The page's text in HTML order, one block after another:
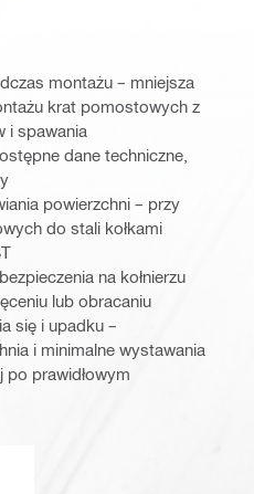
montażu – mniejsza
krat pomostowych z
i spawania
dane techniczne,
powierzchni – przy
do stali kołkami
na kołnierzu
lub obracaniu
się i upadku –
i minimalne wystawania
po prawidłowym
Bureau of Shipping
Veritas